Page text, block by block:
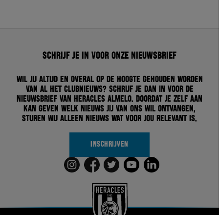
Schrijf je in voor onze nieuwsbrief
Wil jij altijd en overal op de hoogte gehouden worden
van al het clubnieuws? Schrijf je dan in voor de
nieuwsbrief van Heracles Almelo. Doordat je zelf aan
kan geven welk nieuws jij van ons wil ontvangen,
sturen wij alleen nieuws wat voor jou relevant is.
INSCHRIJVEN